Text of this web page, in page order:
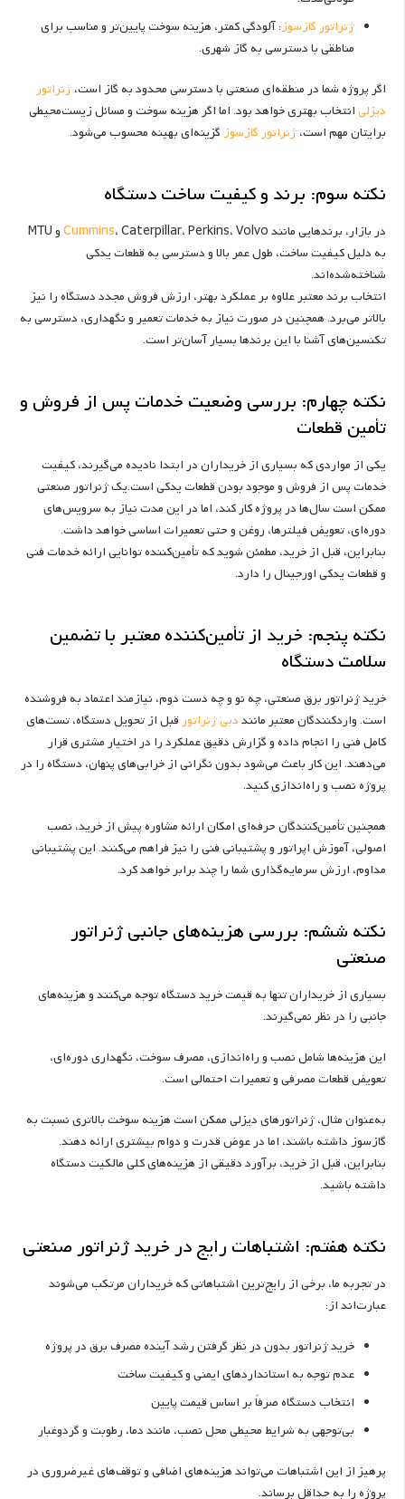
ژنراتور گازسوز: آلودگی کمتر، هزینه سوخت پایین‌تر و مناسب برای
مناطقی با دسترسی به گاز شهری.
اگر پروژه شما در منطقه‌ای صنعتی با دسترسی محدود به گاز است،ژنراتور
دیزلیانتخاب بهتری خواهد بود. اما اگر هزینه سوخت و مسائل زیست‌محیطی
برایتان مهم است،ژنراتور گازسوزگزینه‌ای بهینه محسوب می‌شود.
نکته سوم: برند و کیفیت ساخت دستگاه
در بازار، برندهایی مانند Cummins
، Caterpillar، Perkins، Volvo و MTU
به دلیل کیفیت ساخت، طول عمر بالا و دسترسی به قطعات یدکی
شناخته‌شده‌اند.
انتخاب برند معتبر علاوه بر عملکرد بهتر، ارزش فروش مجدد دستگاه را نیز
بالاتر می‌برد. همچنین در صورت نیاز به خدمات تعمیر و نگهداری، دسترسی به
تکنسین‌های آشنا با این برندها بسیار آسان‌تر است.
نکته چهارم: بررسی وضعیت خدمات پس از فروش و
تأمین قطعات
یکی از مواردی که بسیاری از خریداران در ابتدا نادیده می‌گیرند، کیفیت
خدمات پس از فروش و موجود بودن قطعات یدکی است.یک ژنراتور صنعتی
ممکن است سال‌ها در پروژه کار کند، اما در این مدت نیاز به سرویس‌های
دوره‌ای، تعویض فیلترها، روغن و حتی تعمیرات اساسی خواهد داشت.
بنابراین، قبل از خرید، مطمئن شوید که تأمین‌کننده توانایی ارائه خدمات فنی
و قطعات یدکی اورجینال را دارد.
نکته پنجم: خرید از تأمین‌کننده معتبر با تضمین
سلامت دستگاه
خرید ژنراتور برق صنعتی، چه نو و چه دست دوم، نیازمند اعتماد به فروشنده
است. واردکنندگان معتبر ماننددبی ژنراتور قبل از تحویل دستگاه، تست‌های
کامل فنی را انجام داده و گزارش دقیق عملکرد را در اختیار مشتری قرار
می‌دهند. این کار باعث می‌شود بدون نگرانی از خرابی‌های پنهان، دستگاه را در
پروژه نصب و راه‌اندازی کنید.
همچنین تأمین‌کنندگان حرفه‌ای امکان ارائه مشاوره پیش از خرید، نصب
اصولی، آموزش اپراتور و پشتیبانی فنی را نیز فراهم می‌کنند. این پشتیبانی
مداوم، ارزش سرمایه‌گذاری شما را چند برابر خواهد کرد.
نکته ششم: بررسی هزینه‌های جانبی ژنراتور
صنعتی
بسیاری از خریداران تنها به قیمت خرید دستگاه توجه می‌کنند و هزینه‌های
جانبی را در نظر نمی‌گیرند.
این هزینه‌ها شامل نصب و راه‌اندازی، مصرف سوخت، نگهداری دوره‌ای،
تعویض قطعات مصرفی و تعمیرات احتمالی است.
به‌عنوان مثال، ژنراتورهای دیزلی ممکن است هزینه سوخت بالاتری نسبت به
گازسوز داشته باشند، اما در عوض قدرت و دوام بیشتری ارائه دهند.
بنابراین، قبل از خرید، برآورد دقیقی از هزینه‌های کلی مالکیت دستگاه
داشته باشید.
نکته هفتم: اشتباهات رایج در خرید ژنراتور صنعتی
در تجربه ما، برخی از رایج‌ترین اشتباهاتی که خریداران مرتکب می‌شوند
عبارت‌اند از:
خرید ژنراتور بدون در نظر گرفتن رشد آینده مصرف برق در پروژه
عدم توجه به استانداردهای ایمنی و کیفیت ساخت
انتخاب دستگاه صرفاً بر اساس قیمت پایین
بی‌توجهی به شرایط محیطی محل نصب، مانند دما، رطوبت و گردوغبار
پرهیز از این اشتباهات می‌تواند هزینه‌های اضافی و توقف‌های غیرضروری در
پروژه را به حداقل برساند.